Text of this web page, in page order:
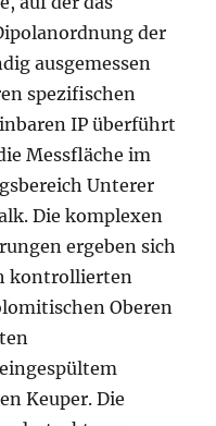
der
ausgemessen
spezifischen
IP überführt
Messfläche im
Unterer
Die komplexen
ergeben sich
kontrollierten
Oberen
Keuper. Die